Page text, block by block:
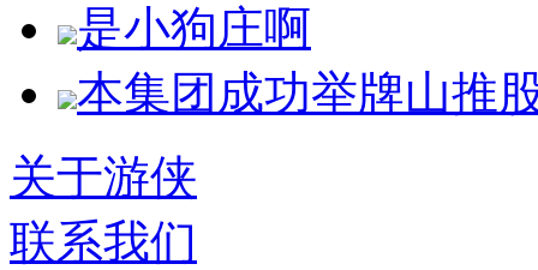
是小狗庄啊
本集团成功举牌山推
关于游侠
联系我们